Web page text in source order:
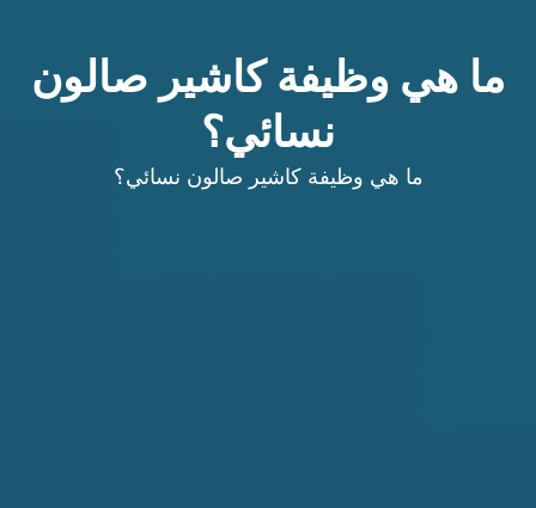
ما هي وظيفة كاشير صالون
نسائي؟
ما هي وظيفة كاشير صالون نسائي؟